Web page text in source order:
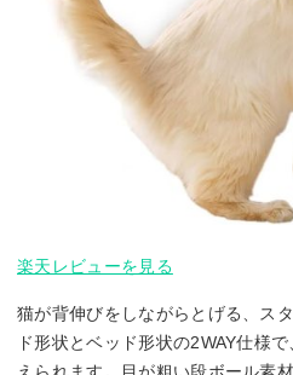
楽天レビューを見る
猫が背伸びをしながらとげる、ス
ド形状とベッド形状の2WAY仕様
えられます。目が粗い段ボール素